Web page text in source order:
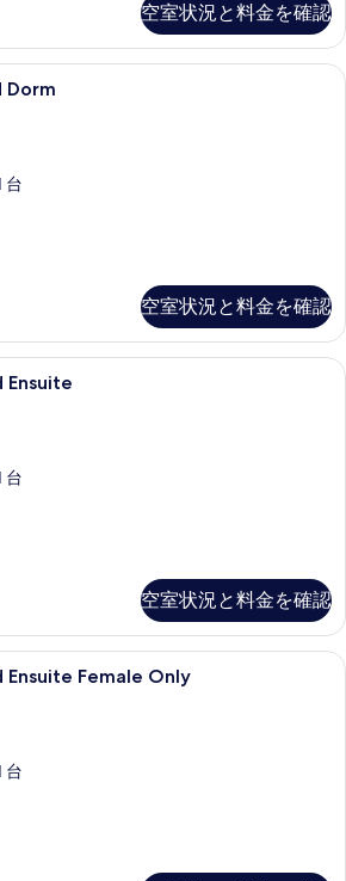
空室状況と料金を確認
Single Bed in a 8-Bed Dorm | 防音設
Dorm
台
空室状況と料金を確認
防音設備、WiFi (無料)、客室ごとに
Ensuite
台
空室状況と料金を確認
Single Bed in a 6-Bed Ensuite
Ensuite Female Only
台